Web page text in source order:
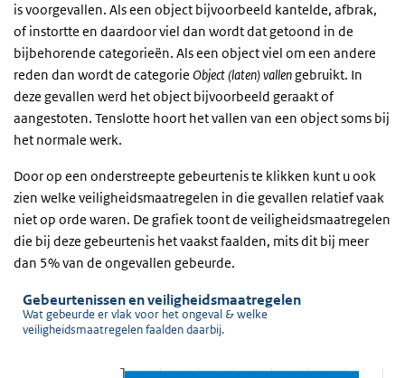
is voorgevallen. Als een object bijvoorbeeld kantelde, afbrak,
of instortte en daardoor viel dan wordt dat getoond in de
bijbehorende categorieën. Als een object viel om een andere
reden dan wordt de categorie Object (laten) vallengebruikt. In
deze gevallen werd het object bijvoorbeeld geraakt of
aangestoten. Tenslotte hoort het vallen van een object soms bij
het normale werk.
Door op een onderstreepte gebeurtenis te klikken kunt u ook
zien welke veiligheidsmaatregelen in die gevallen relatief vaak
niet op orde waren. De grafiek toont de veiligheidsmaatregelen
die bij deze gebeurtenis het vaakst faalden, mits dit bij meer
dan 5% van de ongevallen gebeurde.